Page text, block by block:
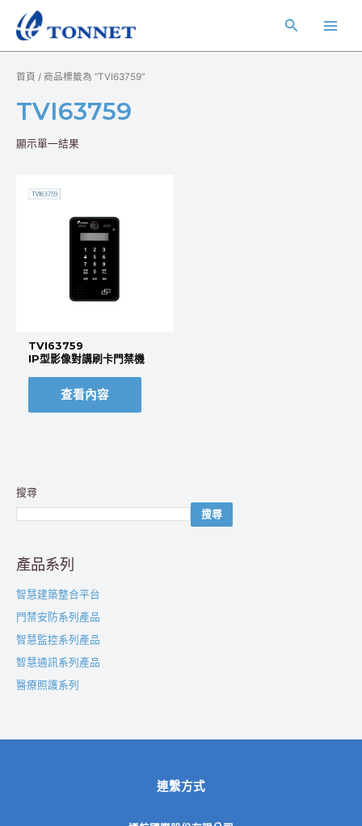
搜
尋
搜尋
搜尋
產品系列
智慧建築整合平台
門禁安防系列產品
智慧監控系列產品
智慧通訊系列產品
醫療照護系列
首頁 / 商品標籤為 “TVI63759”
TVI63759
顯示單一結果
TVI63759
IP型影像對講刷卡門禁機
查看內容
連繫方式